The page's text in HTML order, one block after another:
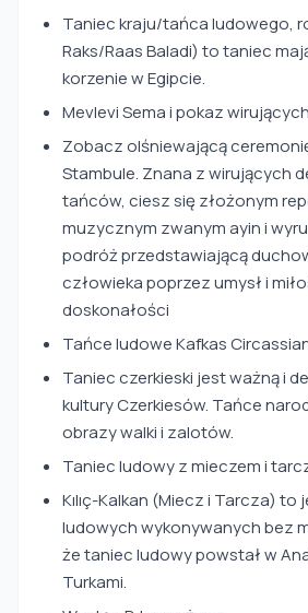
Taniec kraju/tańca ludowego,
Raks/Raas Baladi) to taniec
korzenie w Egipcie.
Mevlevi Sema i pokaz
Zobacz olśniewającą
Stambule. Znana z wirujących
tańców, ciesz się złożonym
muzycznym zwanym ayin i
podróż przedstawiającą
człowieka poprzez umysł i
doskonałości
Tańce ludowe Kafkas
Taniec czerkieski jest ważną i
kultury Czerkiesów. Tańce
obrazy walki i zalotów.
Taniec ludowy z mieczem i
Kılıç-Kalkan (Miecz i Tarcza)
ludowych wykonywanych bez
że taniec ludowy powstał w
Turkami.